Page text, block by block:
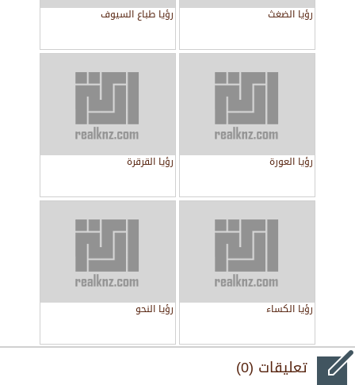
رؤيا الضغث رؤيا طباع السيوف
رؤيا العورة رؤيا القرقرة
رؤيا الكساء رؤيا النحو
تعليقات (0)